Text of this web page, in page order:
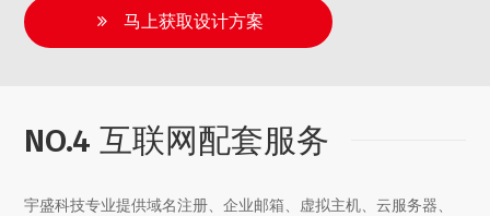
马上获取设计方案
NO.4 互联网配套服务
宇盛科技专业提供域名注册、企业邮箱、虚拟主机、云服务器、